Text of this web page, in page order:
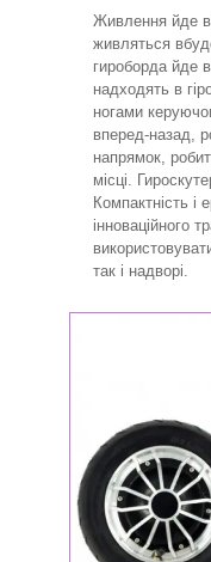
Живлення йде
живляться
гироборда йде
надходять в
ногами
вперед-назад,
напрямок,
місці.
Компактність і
інноваційного
так і надворі.